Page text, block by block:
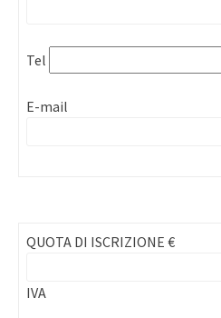
Tel
E-mail
QUOTA DI ISCRIZIONE €
IVA